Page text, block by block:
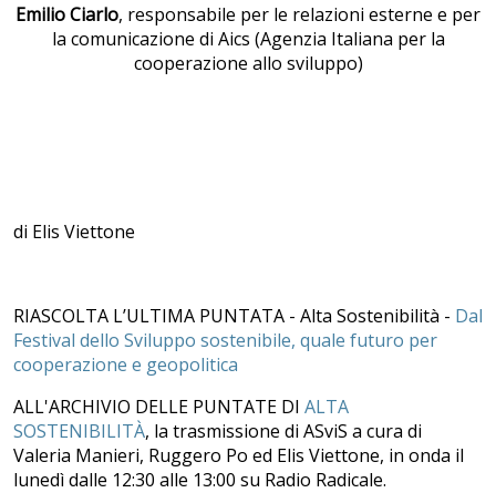
Emilio Ciarlo, responsabile per le relazioni esterne e per
la comunicazione di Aics (Agenzia Italiana per la
cooperazione allo sviluppo)
di Elis Viettone
RIASCOLTA L’ULTIMA PUNTATA - Alta Sostenibilità - Dal
Festival dello Sviluppo sostenibile, quale futuro per
cooperazione e geopolitica
ALL'ARCHIVIO DELLE PUNTATE DI ALTA
SOSTENIBILITÀ, la trasmissione di ASviS a cura di
Valeria Manieri, Ruggero Po ed Elis Viettone, in onda il
lunedì dalle 12:30 alle 13:00 su Radio Radicale.